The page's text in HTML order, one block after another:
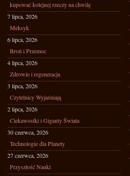
kupować kolejnej rzeczy na chwilę
7 lipca, 2026
Meksyk
6 lipca, 2026
Broń i Przemoc
4 lipca, 2026
Zdrowie i regeneracja
3 lipca, 2026
Czytelnicy Wyjaśniają
2 lipca, 2026
Ciekawostki i Giganty Świata
30 czerwca, 2026
Technologie dla Planety
27 czerwca, 2026
Przyszłość Nauki